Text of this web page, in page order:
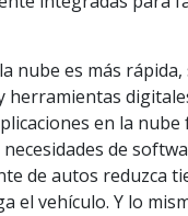
nube es más
en la
de
de autos reduzca
el vehículo. Y lo